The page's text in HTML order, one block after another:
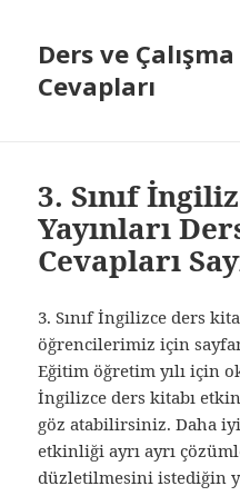
Ders ve
Cevapları
3. Sınıf
Yayınları
Cevapları
3. Sınıf İngilizce ders
öğrencilerimiz için
Eğitim öğretim yılı için
İngilizce ders kitabı
göz atabilirsiniz. Daha
etkinliği ayrı ayrı
düzletilmesini istediğin